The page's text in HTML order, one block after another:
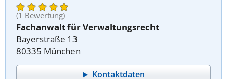
(1 Bewertung)
Fachanwalt für Verwaltungsrecht
Bayerstraße 13
80335 München
Kontaktdaten